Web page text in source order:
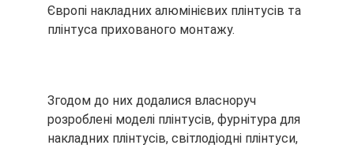
Європі накладних алюмінієвих плінтусів та
плінтуса прихованого монтажу.
Згодом до них додалися власноруч
розроблені моделі плінтусів, фурнітура для
накладних плінтусів, світлодіодні плінтуси,